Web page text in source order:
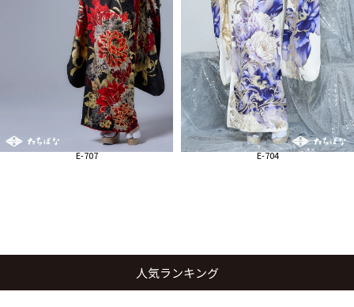
E-707 E-704
人気ランキング